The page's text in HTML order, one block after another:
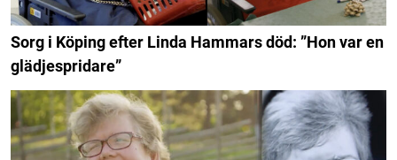
Sorg i Köping efter Linda Hammars död: ”Hon var en
glädjespridare”